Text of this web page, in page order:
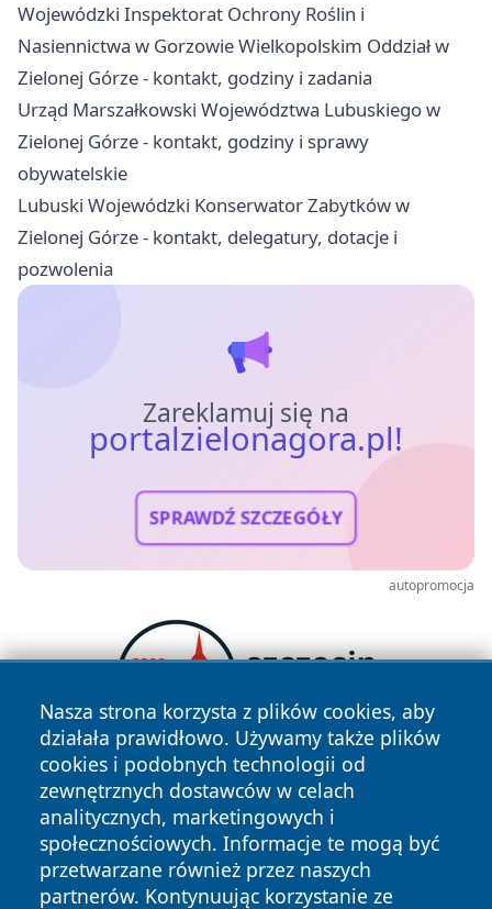
Wojewódzki Inspektorat Ochrony Roślin i
Nasiennictwa w Gorzowie Wielkopolskim Oddział w
Zielonej Górze - kontakt, godziny i zadania
Urząd Marszałkowski Województwa Lubuskiego w
Zielonej Górze - kontakt, godziny i sprawy
obywatelskie
Lubuski Wojewódzki Konserwator Zabytków w
Zielonej Górze - kontakt, delegatury, dotacje i
pozwolenia
Zareklamuj się na
portalzielonagora.pl!
SPRAWDŹ SZCZEGÓŁY
autopromocja
Nasza strona korzysta z plików cookies, aby
działała prawidłowo. Używamy także plików
cookies i podobnych technologii od
zewnętrznych dostawców w celach
analitycznych, marketingowych i
społecznościowych. Informacje te mogą być
przetwarzane również przez naszych
partnerów. Kontynuując korzystanie ze